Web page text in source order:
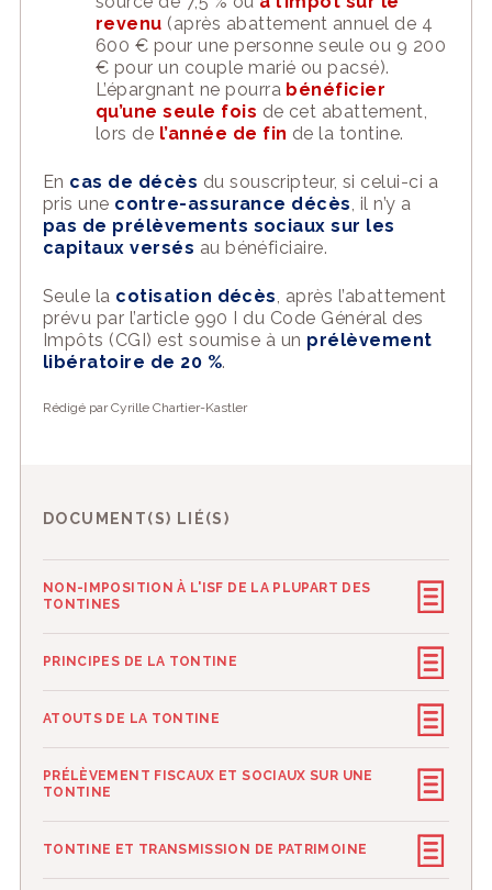
revenu (après abattement annuel de 4
600 € pour une personne seule ou 9 200
€ pour un couple marié ou pacsé).
L’épargnant ne pourra bénéficier
qu’une seule fois de cet abattement,
lors de l’année de fin de la tontine.
En cas de décès du souscripteur, si celui-ci a
pris une contre-assurance décès, il n’y a
pas de prélèvements sociaux sur les
capitaux versés au bénéficiaire.
Seule la cotisation décès, après l’abattement
prévu par l’article 990 I du Code Général des
Impôts (CGI) est soumise à un prélèvement
libératoire de 20 %.
Rédigé par Cyrille Chartier-Kastler
DOCUMENT(S) LIÉ(S)
NON-IMPOSITION À L'ISF DE LA PLUPART DES
TONTINES
PRINCIPES DE LA TONTINE
ATOUTS DE LA TONTINE
PRÉLÈVEMENT FISCAUX ET SOCIAUX SUR UNE
TONTINE
TONTINE ET TRANSMISSION DE PATRIMOINE